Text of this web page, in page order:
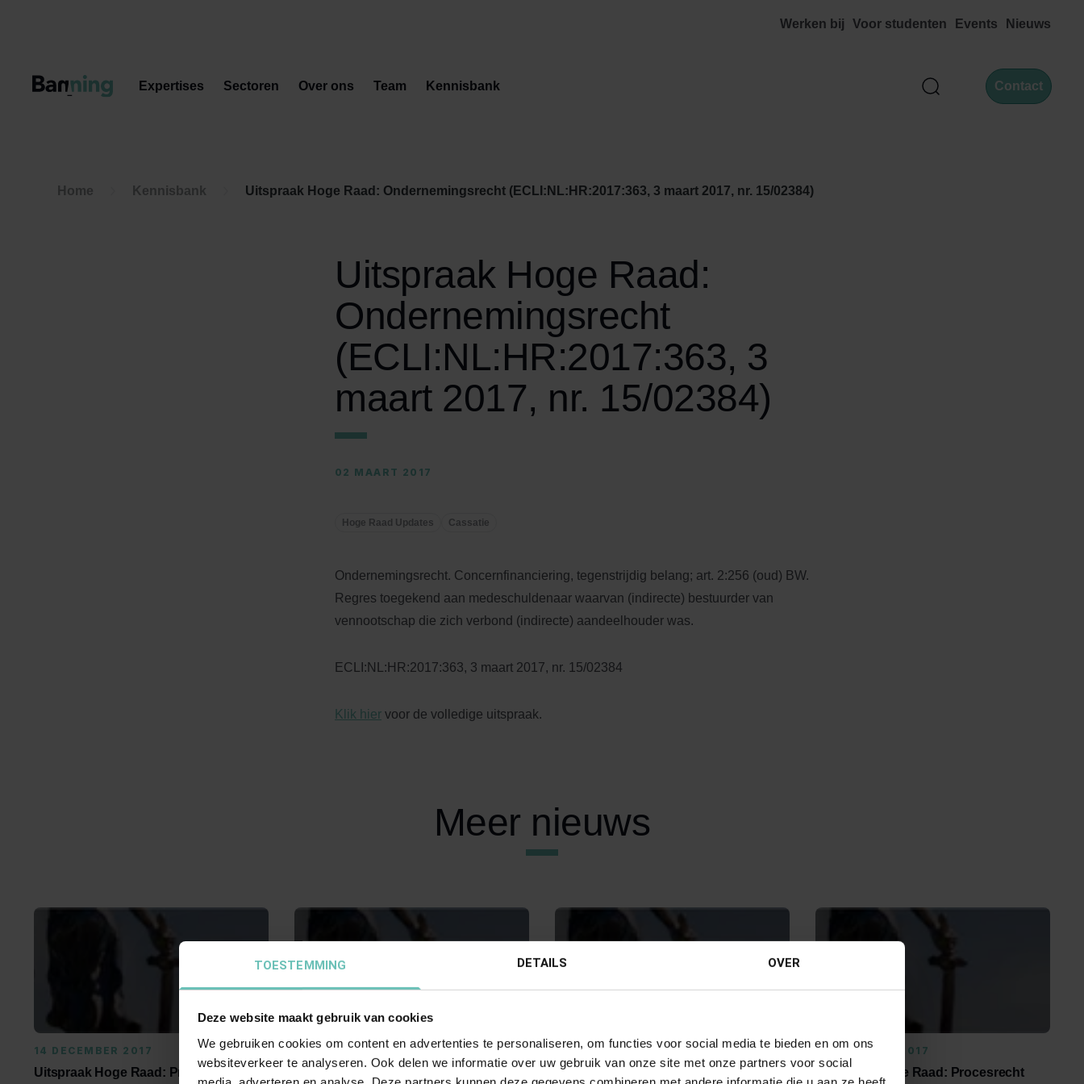
TOESTEMMING DETAILS OVER
Deze website maakt gebruik van cookies
We gebruiken cookies om content en advertenties te personaliseren, om functies voor social media te bieden en om ons
websiteverkeer te analyseren. Ook delen we informatie over uw gebruik van onze site met onze partners voor social
Werken bij Voor studenten Events Nieuws
Zoek Contact
Expertises Sectoren Over ons Team Kennisbank
Home Kennisbank Uitspraak Hoge Raad: Ondernemingsrecht (ECLI:NL:HR:2017:363, 3 maart 2017, nr. 15/02384)
Uitspraak Hoge Raad:
Ondernemingsrecht
(ECLI:NL:HR:2017:363, 3
maart 2017, nr. 15/02384)
02 MAART 2017
Hoge Raad Updates Cassatie
Ondernemingsrecht. Concernfinanciering, tegenstrijdig belang; art. 2:256 (oud) BW.
Regres toegekend aan medeschuldenaar waarvan (indirecte) bestuurder van
vennootschap die zich verbond (indirecte) aandeelhouder was.
ECLI:NL:HR:2017:363, 3 maart 2017, nr. 15/02384
Klik hier voor de volledige uitspraak.
Meer nieuws
14 DECEMBER 2017
Uitspraak Hoge Raad: Procesrecht
02 MAART 2017
Uitspraak Hoge Raad:
02 FEBRUARI 2017
Uitspraak Hoge Raad:
23 FEBRUARI 2017
Uitspraak Hoge Raad: Procesrecht